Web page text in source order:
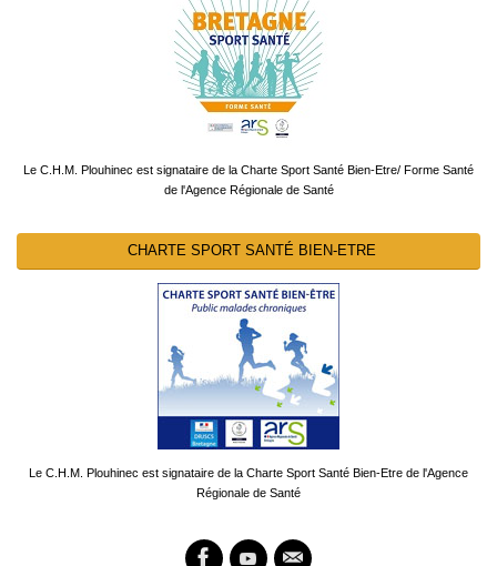
Le C.H.M. Plouhinec est signataire de la Charte Sport Santé Bien-Etre/ Forme Santé
de l'Agence Régionale de Santé
CHARTE SPORT SANTÉ BIEN-ETRE
Le C.H.M. Plouhinec est signataire de la Charte Sport Santé Bien-Etre de l'Agence
Régionale de Santé